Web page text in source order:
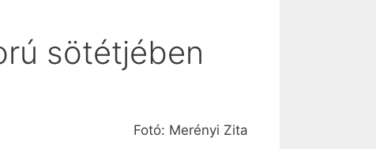
sötétjében
Fotó: Merényi Zita